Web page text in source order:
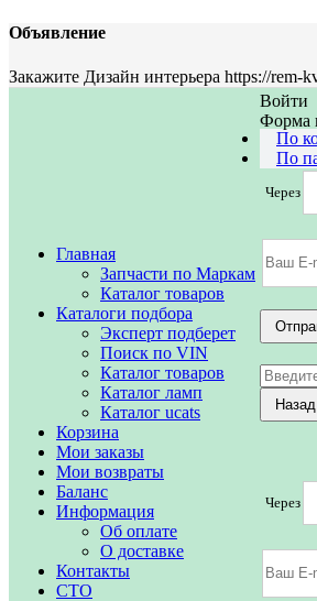
Объявление
Закажите Дизайн интерьера https://rem-
Главная
Запчасти по Маркам
Каталог товаров
Каталоги подбора
Эксперт подберет
Поиск по VIN
Каталог товаров
Каталог ламп
Каталог ucats
Корзина
Мои заказы
Мои возвраты
Баланс
Информация
Об оплате
О доставке
Контакты
СТО
Войти
Форма
По
По
Через
Через